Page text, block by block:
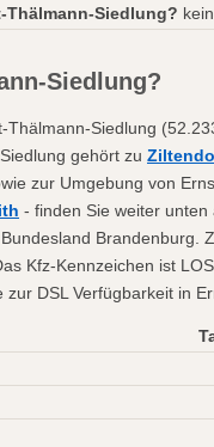
Thälmann-Siedlung?
Siedlung?
Thälmann-Siedlung
gehört zu
zur Umgebung von
- finden Sie weiter
Brandenburg.
Kfz-Kennzeichen ist
DSL Verfügbarkeit in